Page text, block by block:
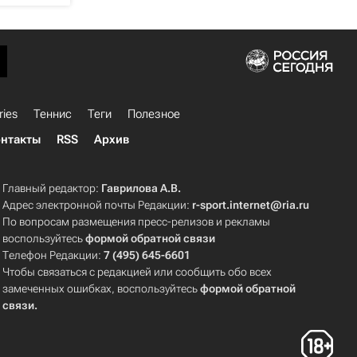
Теннис Теги
Полезное
RSS Архив
Главный редактор: Гаврилова А.В.
Адрес электронной почты Редакции: r-sport.internet@ria.ru
По вопросам размещения пресс-релизов и рекламы
воспользуйтесьформой обратной связи
Телефон Редакции:7 (495) 645-6601
Чтобы связаться с редакцией или сообщить обо всех
замеченных ошибках, воспользуйтесьформой обратной
связи.